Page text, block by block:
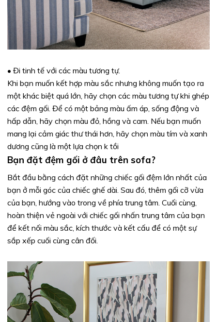
• Đi tinh tế với các màu tương tự.
Khi bạn muốn kết hợp màu sắc nhưng không muốn tạo ra
một khác biệt quá lớn, hãy chọn các màu tương tự khi ghép
các đệm gối. Để có một bảng màu ấm áp, sống động và
hấp dẫn, hãy chọn màu đỏ, hồng và cam. Nếu bạn muốn
mang lại cảm giác thư thái hơn, hãy chọn màu tím và xanh
dương cũng là một lựa chọn k tồi
Bạn đặt đệm gối ở đâu trên sofa?
Bắt đầu bằng cách đặt những chiếc gối đệm lớn nhất của
bạn ở mỗi góc của chiếc ghế dài. Sau đó, thêm gối cỡ vừa
của bạn, hướng vào trong về phía trung tâm. Cuối cùng,
hoàn thiện vẻ ngoài với chiếc gối nhấn trung tâm của bạn
để kết nối màu sắc, kích thước và kết cấu để có một sự
sắp xếp cuối cùng cân đối.